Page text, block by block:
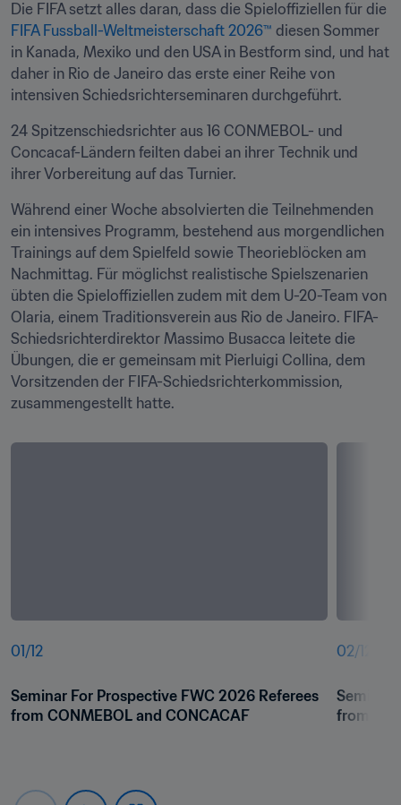
FIFA Fussball-Weltmeisterschaft 2026™ diesen Sommer
in Kanada, Mexiko und den USA in Bestform sind, und hat
daher in Rio de Janeiro das erste einer Reihe von
intensiven Schiedsrichterseminaren durchgeführt.
24 Spitzenschiedsrichter aus 16 CONMEBOL- und
Concacaf-Ländern feilten dabei an ihrer Technik und
ihrer Vorbereitung auf das Turnier.
Während einer Woche absolvierten die Teilnehmenden
ein intensives Programm, bestehend aus morgendlichen
Trainings auf dem Spielfeld sowie Theorieblöcken am
Nachmittag. Für möglichst realistische Spielszenarien
übten die Spieloffiziellen zudem mit dem U-20-Team von
Olaria, einem Traditionsverein aus Rio de Janeiro. FIFA-
Schiedsrichterdirektor Massimo Busacca leitete die
Übungen, die er gemeinsam mit Pierluigi Collina, dem
Vorsitzenden der FIFA-Schiedsrichterkommission,
zusammengestellt hatte.
01 /12
Seminar For Prospective FWC 2026 Referees
from CONMEBOL and CONCACAF
02/12
Seminar
from